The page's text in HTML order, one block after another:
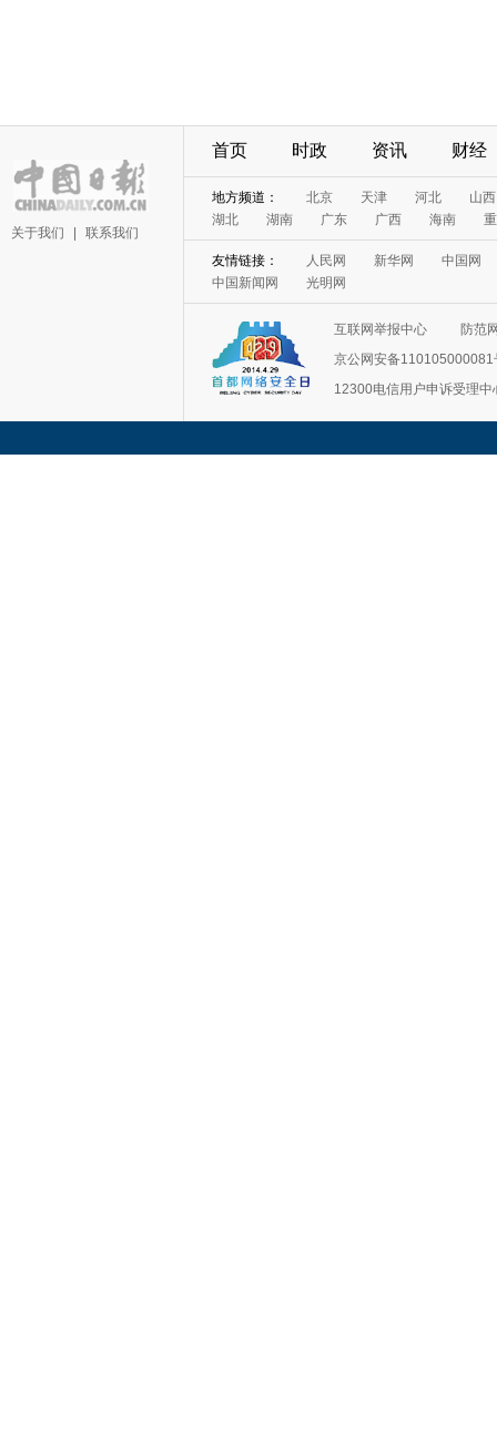
关于我们 联系我们
首页 时政 资讯 财经
地方频道： 北京 天津 河北
山西
湖北
湖南 广东 广西 海南
友情链接： 人民网 新华网
中国网
中国新闻网
光明网
互联网举报中心
防范
京公网安备110105000081
12300电信用户申诉受理中